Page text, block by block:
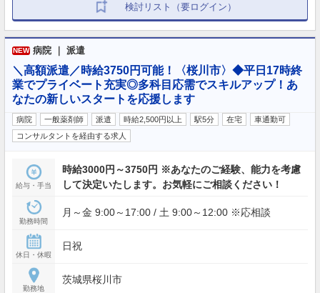
検討リスト（要ログイン）
NEW 病院 ｜ 派遣
＼高額派遣／時給3750円可能！〈桜川市〉◆平日17時終
業でプライベート充実◎多科目応需でスキルアップ！あ
なたの新しいスタートを応援します
病院 一般薬剤師 派遣 時給2,500円以上 駅5分 在宅
車通勤可
コンサルタントを経由する求人
給与・手当
時給3000円～3750円 ※あなたのご経験、能力を考慮
して決定いたします。お気軽にご相談ください！
勤務時間
月～金 9:00～17:00 / 土 9:00～12:00 ※応相談
休日・休暇
日祝
勤務地
茨城県桜川市